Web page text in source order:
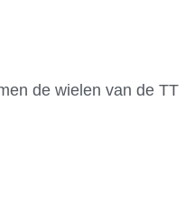
de wielen van de TT